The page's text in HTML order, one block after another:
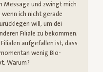
Message und zwingt mich
ich nicht gerade
will, um dei
Filiale zu bekommen.
aufgefallen ist, dass
wenig Bio-
Warum?